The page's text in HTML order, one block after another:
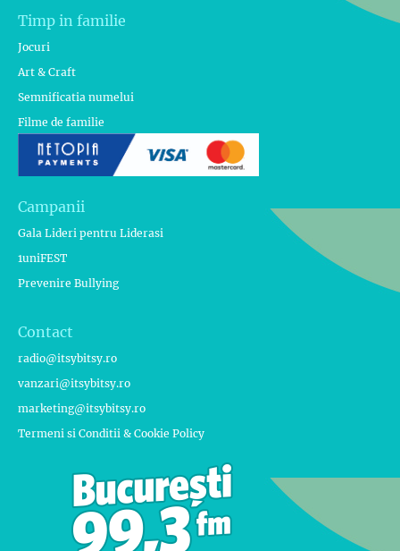
Timp in familie
Jocuri
Art & Craft
Semnificatia numelui
Filme de familie
Campanii
Gala Lideri pentru Liderasi
1uniFEST
Prevenire Bullying
Contact
radio@itsybitsy.ro
vanzari@itsybitsy.ro
marketing@itsybitsy.ro
Termeni si Conditii & Cookie Policy